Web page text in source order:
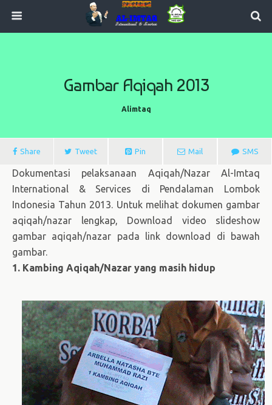
Gambar Aqiqah 2013
Alimtaq
Share Tweet Pin Mail SMS
Dokumentasi pelaksanaan Aqiqah/Nazar Al-Imtaq
International & Services di Pendalaman Lombok
Indonesia Tahun 2013. Untuk melihat dokumen gambar
aqiqah/nazar lengkap, Download video slideshow
gambar aqiqah/nazar pada link download di bawah
gambar.
1. Kambing Aqiqah/Nazar yang masih hidup